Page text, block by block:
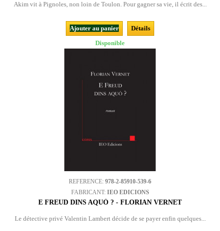
Akim vit à Pignoles, non loin de Toulon. Pour gagner sa vie, il écrit des...
Ajouter au panier
Détails
Disponible
REFERENCE: 978-2-85910-539-6
FABRICANT: IEO EDICIONS
E FREUD DINS AQUÒ ? - FLORIAN VERNET
Le détective privé Valentin Lambert décide de se payer enfin quelques...